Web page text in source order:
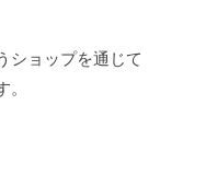
ショップを通じて